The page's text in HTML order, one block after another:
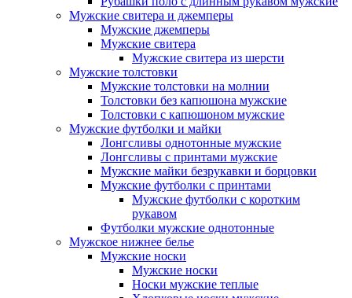
Мужские свитера и джемперы
Мужские джемперы
Мужские свитера
Мужские свитера из шерсти
Мужские толстовки
Мужские толстовки на молнии
Толстовки без капюшона мужские
Толстовки с капюшоном мужские
Мужские футболки и майки
Лонгсливы однотонные мужские
Лонгсливы с принтами мужские
Мужские майки безрукавки и борцовки
Мужские футболки с принтами
Мужские футболки с коротким
рукавом
Футболки мужские однотонные
Мужское нижнее белье
Мужские носки
Мужские носки
Носки мужские теплые